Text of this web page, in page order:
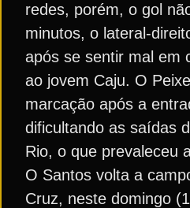
redes, porém, o gol
minutos, o lateral-
após se sentir mal em
ao jovem Caju. O
marcação após a
dificultando as saídas
Rio, o que prevaleceu
O Santos volta a
Cruz, neste domingo